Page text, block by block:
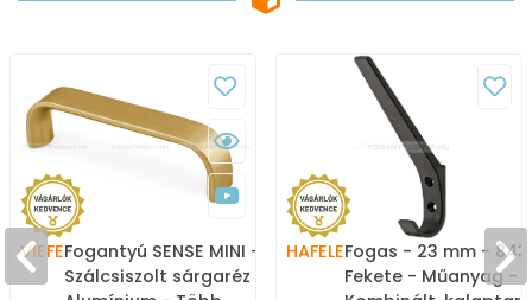
VIEFEFogantyú SENSE MINI -
Szálcsiszolt sárgaréz II. -
HAFELEFogas - 23 mm -
Fekete - Műanyag -